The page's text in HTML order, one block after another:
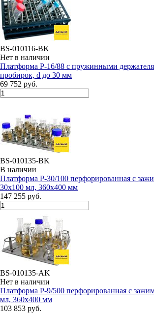
BS-010116-BK
Нет в наличии
Платформа P-16/88 с пружинными
пробирок, d до 30 мм
69 752 руб.
BS-010135-BK
В наличии
Платформа P-30/100 перфорированная с
30х100 мл, 360x400 мм
147 255 руб.
BS-010135-AK
Нет в наличии
Платформа P-9/500 перфорированная с
мл, 360x400 мм
103 853 руб.